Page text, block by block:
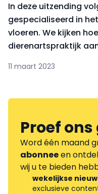
In deze uitzending
gespecialiseerd in
vloeren. We kijken
dierenartspraktijk
11 maart 2023
Proef ons
Word één maand
abonneeen
wij u te bieden
wekelijkse
exclusieve